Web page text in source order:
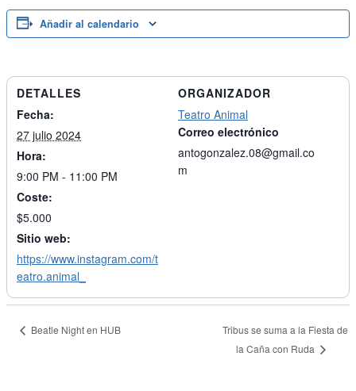
Añadir al calendario
DETALLES
Fecha:
27 julio 2024
Hora:
9:00 PM - 11:00 PM
Coste:
$5.000
Sitio web:
https://www.instagram.com/t
eatro.animal_
ORGANIZADOR
Teatro Animal
Correo electrónico
antogonzalez.08@gmail.co
m
Beatle Night en HUB
Tribus se suma a la Fiesta de
la Caña con Ruda